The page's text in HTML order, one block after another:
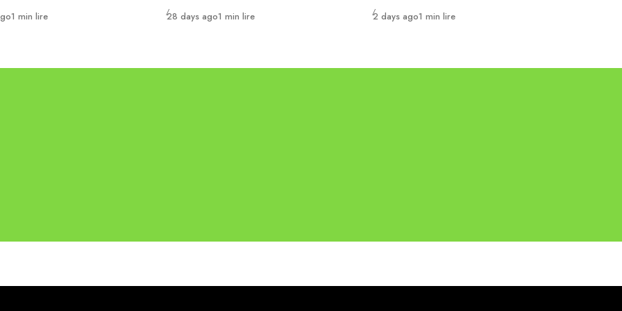
1 min lire Publié
28 days ago1 min lire Publié
2 days ago1 min lire